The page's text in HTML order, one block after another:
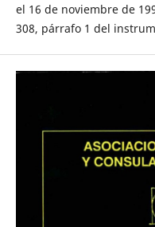
el 16 de noviembre de
308, párrafo 1 del